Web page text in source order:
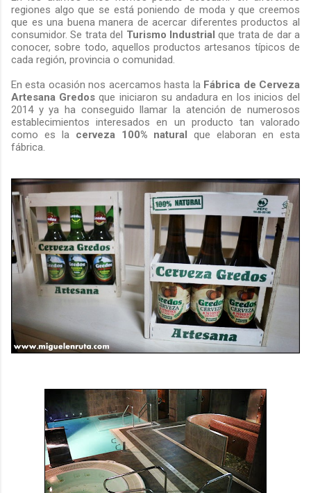
regiones algo que se está poniendo de moda y que creemos
que es una buena manera de acercar diferentes productos al
consumidor. Se trata del Turismo Industrial que trata de dar a
conocer, sobre todo, aquellos productos artesanos típicos de
cada región, provincia o comunidad.
En esta ocasión nos acercamos hasta la Fábrica de Cerveza
Artesana Gredos que iniciaron su andadura en los inicios del
2014 y ya ha conseguido llamar la atención de numerosos
establecimientos interesados en un producto tan valorado
como es lacerveza 100% natural que elaboran en esta
fábrica.